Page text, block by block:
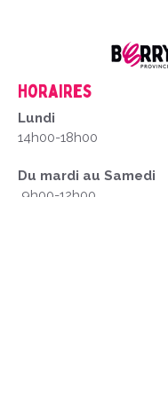
Horaires
Lundi
14h00-18h00
Du mardi au Samedi
9h00-12h00